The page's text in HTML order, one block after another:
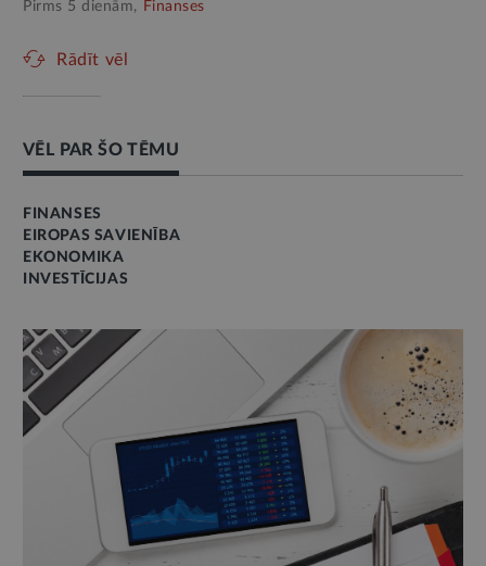
Pirms 5 dienām, Finanses
Rādīt vēl
VĒL PAR ŠO TĒMU
FINANSES
EIROPAS SAVIENĪBA
EKONOMIKA
INVESTĪCIJAS